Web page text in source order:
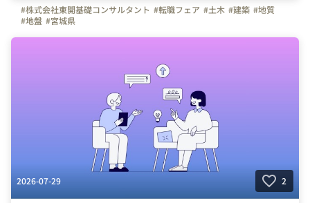
#株式会社東開基礎コンサルタント #転職フェア #土木 #建築 #地質
#地盤 #宮城県
2026-07-29 2